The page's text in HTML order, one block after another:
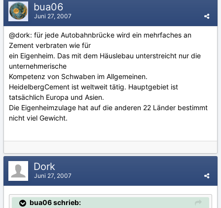
bua06
Juni 27, 2007
@dork: für jede Autobahnbrücke wird ein mehrfaches an
Zement verbraten wie für
ein Eigenheim. Das mit dem Häuslebau unterstreicht nur die
unternehmerische
Kompetenz von Schwaben im Allgemeinen.
HeidelbergCement ist weltweit tätig. Hauptgebiet ist
tatsächlich Europa und Asien.
Die Eigenheimzulage hat auf die anderen 22 Länder bestimmt
nicht viel Gewicht.
Dork
Juni 27, 2007
bua06 schrieb: